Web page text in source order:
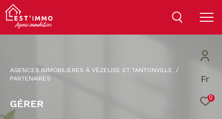
Fr
0
AGENCES IMMOBILIÈRES À VÉZELISE ET TANTONVILLE
PARTENAIRES
GÉRER